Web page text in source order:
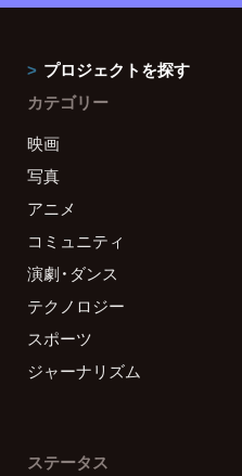
プロジェクトを探す
カテゴリー
映画
写真
アニメ
コミュニティ
演劇・ダンス
テクノロジー
スポーツ
ジャーナリズム
ステータス